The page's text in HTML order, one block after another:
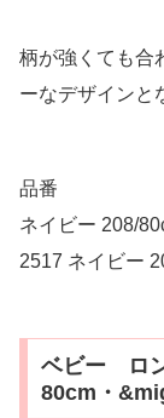
柄が強くても合
ーなデザインと
品番
ネイビー 208/
2517 ネイビー
ベビー ロ
80cm・